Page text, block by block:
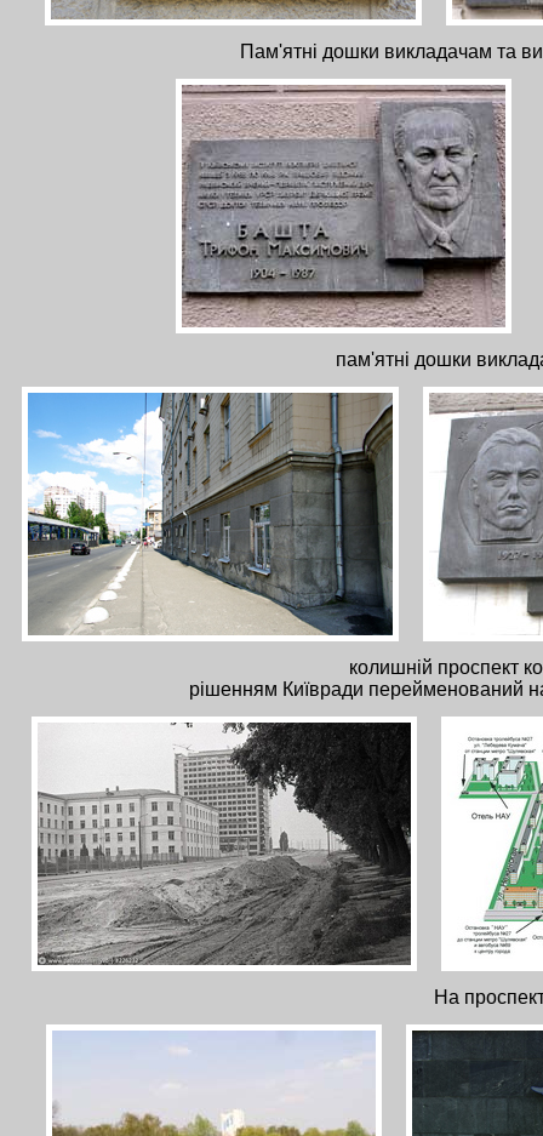
Пам'ятні дошки викладачам та
пам'ятні дошки
колишній проспект
рішенням Київради перейменований
На